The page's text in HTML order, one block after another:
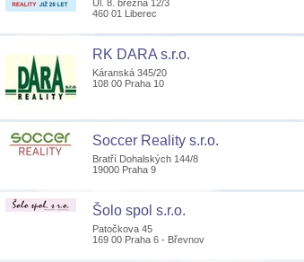
Ul. 8. března 12/3
460 01 Liberec
RK DARA s.r.o.
Káranská 345/20
108 00 Praha 10
Soccer Reality s.r.o.
Bratří Dohalských 144/8
19000 Praha 9
Šolo spol s.r.o.
Patočkova 45
169 00 Praha 6 - Břevnov